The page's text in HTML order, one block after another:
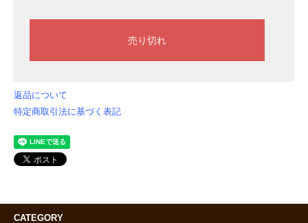
返品について
特定商取引法に基づく表記
CATEGORY